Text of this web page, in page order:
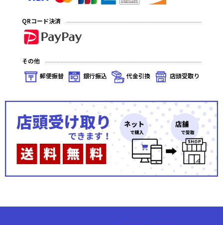
学園アイドルマスター Vol.2
魔都精兵のスレイブ
キングダム
ーズ
「東京喰種トーキョーグール」シリーズ
カグラバチ
To LOVEる-とらぶる- Memory of Heroines
ヱヴァンゲリヲン新劇場版
QRコード決済
その他
郵便振替
銀行振込 代金引換 店頭受取り